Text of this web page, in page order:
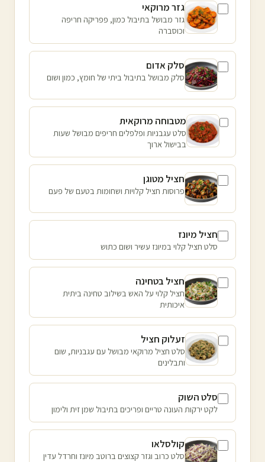
גזר מרוקאי
גזר מבושל בתיבול כמון, פפריקה חריפה
וכוסברה
סלק אדום
סלק מבושל בתיבול ביתי של חומץ, כמון ושום
מטבוחה מרוקאית
סלט עגבניות ופלפלים חריפים מבושל שעות
בבישול ארוך
חציל מטוגן
פרוסות חציל קלויות ושחומות בטעם של פעם
חציל מיונז
סלט חציל קלוי במיונז עשיר ושום כתוש
חציל בטחינה
חציל קלוי על האש בשילוב טחינה ביתית
איכותית
זעלוק חציל
סלט חציל מרוקאי מבושל עם עגבניות, שום
ותבלינים
סלט השוק
לקט ירקות העונה טריים ופריכים בתיבול שמן זית ולימון
קולסלאו
סלט כרוב וגזר קצוצים ברוטב מיונז וחרדל עדין